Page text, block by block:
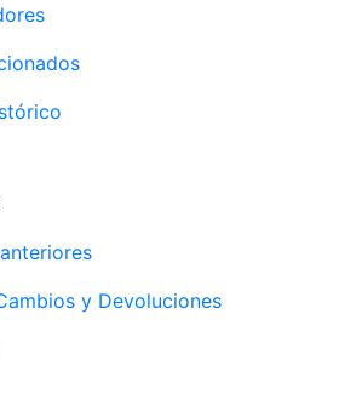
y Devoluciones